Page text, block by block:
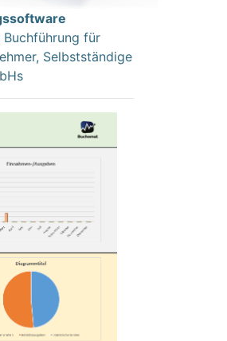
Buchführung für
Selbstständige